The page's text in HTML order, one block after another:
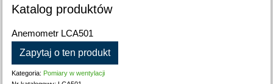
Katalog produktów
Anemometr LCA501
Zapytaj o ten produkt
Kategoria: Pomiary w wentylacji